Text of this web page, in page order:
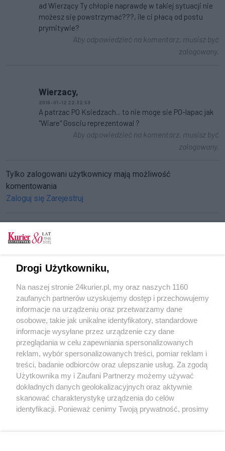
ad Wierzący Ty chłopie naprawdę w takiej sytuacji nie
możesz się powstrzymać???, ile ci płacą od postu
prymitywie?
Aby odpowiedzieć na komentarz, musisz być
zalogowany.
Wierzacy,
2016-01-12 22:32:59
A patrzac PO Ksiedzach... to nie moge sie PO-lapac jak
"Wiare" Gosciu reprezentowal ?
Aby odpowiedzieć na komentarz, musisz być
zalogowany.
Tylko zalogowani użytkownicy mają możliwość
komentowania
Zaloguj się Zarejestruj
Pożegnanie Zychowicza
Indios Bravos - tymczasowe pożegnanie
Na myśli samobójcze - próbny pogrzeb
POGODA
17℃
Zobacz prognozę na 3 dni
Drogi Użytkowniku,
Na naszej stronie 24kurier.pl, my oraz naszych 1160
zaufanych partnerów uzyskujemy dostęp i przechowujemy
informacje na urządzeniu oraz przetwarzamy dane
osobowe, takie jak unikalne identyfikatory, standardowe
informacje wysyłane przez urządzenie czy dane
przeglądania w celu zapewniania spersonalizowanych
reklam, wybór spersonalizowanych treści, pomiar reklam i
treści, badanie odbiorców oraz ulepszanie usług. Za zgodą
Użytkownika my i Zaufani Partnerzy możemy używać
dokładnych danych geolokalizacyjnych oraz aktywnie
skanować charakterystykę urządzenia do celów
identyfikacji. Ponieważ cenimy Twoją prywatność, prosimy